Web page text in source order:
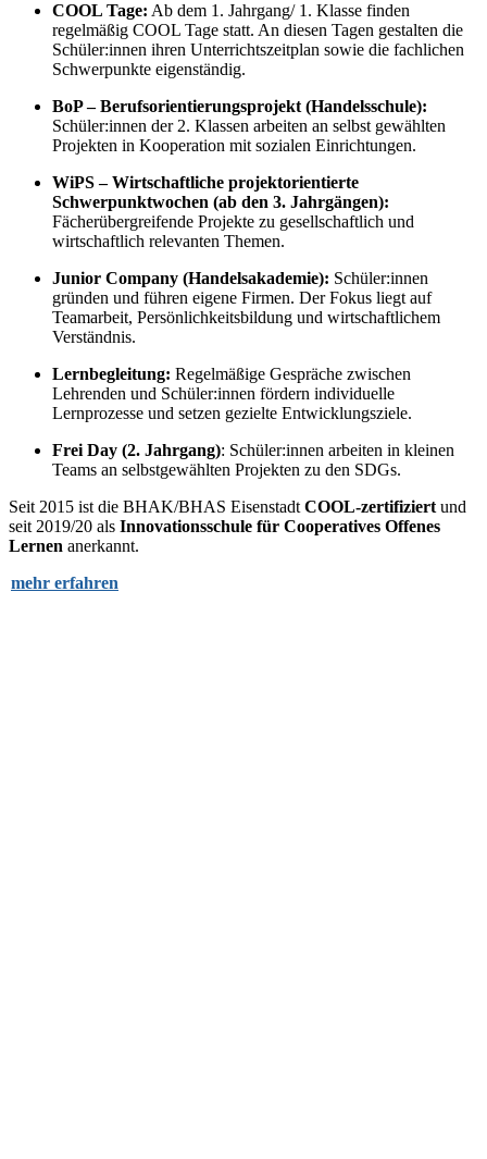
COOL Tage: Ab dem 1. Jahrgang/ 1. Klasse finden
regelmäßig COOL Tage statt. An diesen Tagen gestalten die
Schüler:innen ihren Unterrichtszeitplan sowie die fachlichen
Schwerpunkte eigenständig.
BoP – Berufsorientierungsprojekt (Handelsschule):
Schüler:innen der 2. Klassen arbeiten an selbst gewählten
Projekten in Kooperation mit sozialen Einrichtungen.
WiPS – Wirtschaftliche projektorientierte
Schwerpunktwochen (ab den 3. Jahrgängen):
Fächerübergreifende Projekte zu gesellschaftlich und
wirtschaftlich relevanten Themen.
Junior Company (Handelsakademie): Schüler:innen
gründen und führen eigene Firmen. Der Fokus liegt auf
Teamarbeit, Persönlichkeitsbildung und wirtschaftlichem
Verständnis.
Lernbegleitung: Regelmäßige Gespräche zwischen
Lehrenden und Schüler:innen fördern individuelle
Lernprozesse und setzen gezielte Entwicklungsziele.
Frei Day (2. Jahrgang): Schüler:innen arbeiten in kleinen
Teams an selbstgewählten Projekten zu den SDGs.
Seit 2015 ist die BHAK/BHAS EisenstadtCOOL-zertifiziertund
seit 2019/20 als Innovationsschule für Cooperatives Offenes
Lernen anerkannt.
mehr erfahren